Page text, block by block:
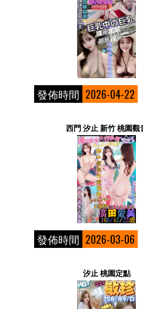
發佈時間 2026-04-22
西門 汐止 新竹 桃園觀
發佈時間 2026-03-06
汐止 桃園定點